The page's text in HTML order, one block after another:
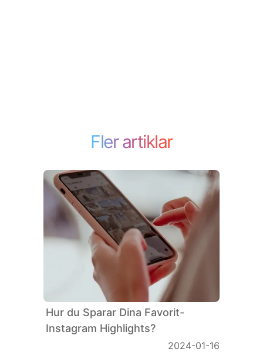
Fler artiklar
Hur du Sparar Dina Favorit-
Instagram Highlights?
2024-01-16